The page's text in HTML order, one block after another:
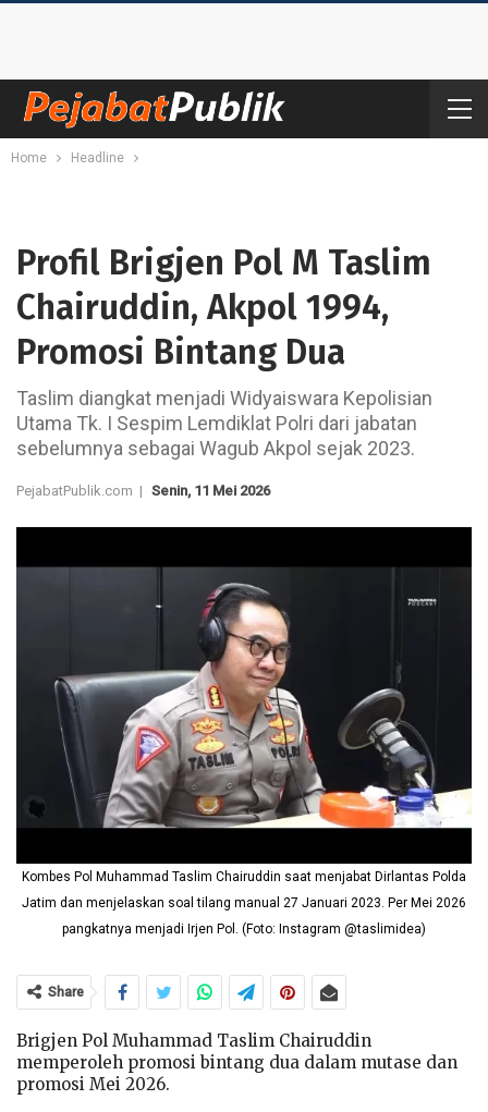
Home Headline
Profil Brigjen Pol M Taslim
Chairuddin, Akpol 1994,
Promosi Bintang Dua
Taslim diangkat menjadi Widyaiswara Kepolisian
Utama Tk. I Sespim Lemdiklat Polri dari jabatan
sebelumnya sebagai Wagub Akpol sejak 2023.
PejabatPublik.com | Senin, 11 Mei 2026
Kombes Pol Muhammad Taslim Chairuddin saat menjabat Dirlantas Polda
Jatim dan menjelaskan soal tilang manual 27 Januari 2023. Per Mei 2026
pangkatnya menjadi Irjen Pol. (Foto: Instagram @taslimidea)
Share
Brigjen Pol Muhammad Taslim Chairuddin
memperoleh promosi bintang dua dalam mutase dan
promosi Mei 2026.